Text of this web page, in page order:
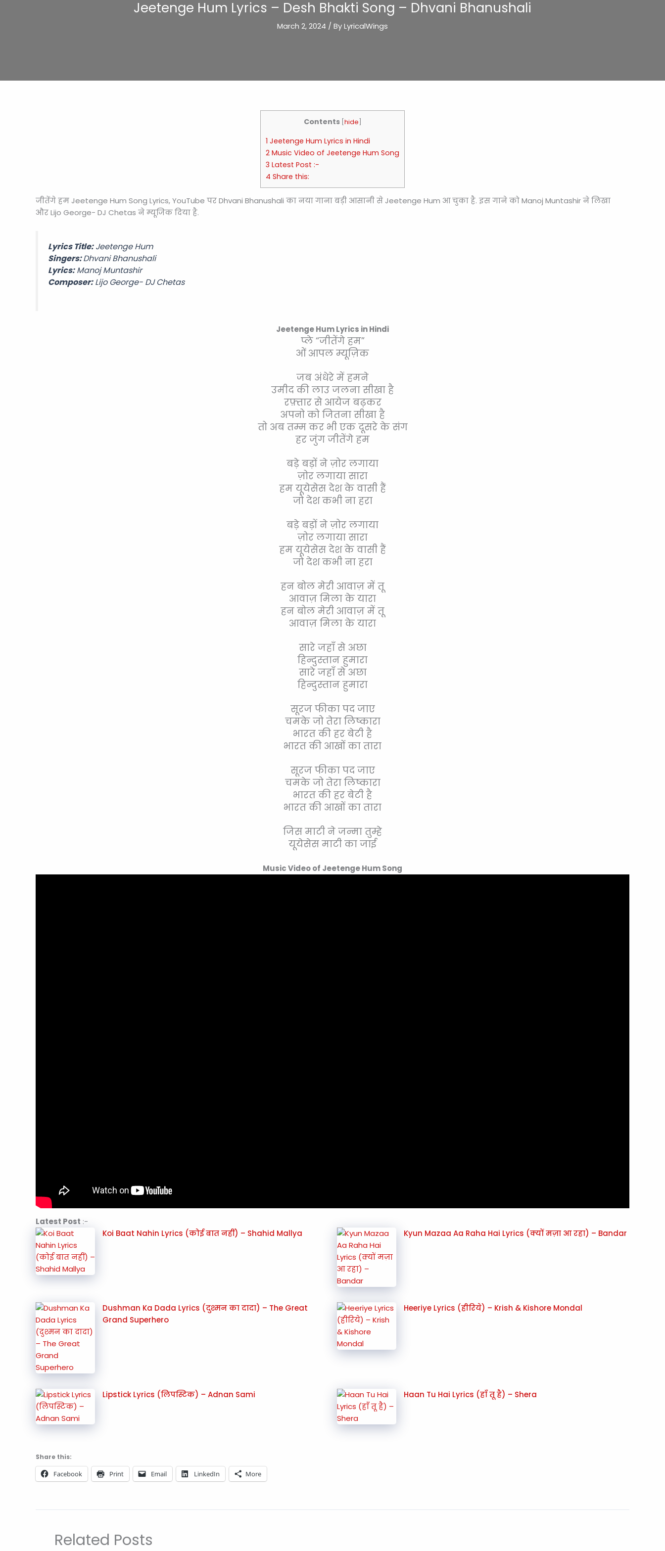
Jeetenge Hum Lyrics – Desh Bhakti Song – Dhvani Bhanushali
March 2, 2024 / ByLyricalWings
Contents hide
1 Jeetenge Hum Lyrics in Hindi
2 Music Video of Jeetenge Hum Song
3 Latest Post :-
4 Share this:
जीतेंगे हम Jeetenge Hum Song Lyrics, YouTube पर Dhvani Bhanushali का नया गाना बड़ी आसानी से Jeetenge Hum आ चुका है. इस गाने को Manoj Muntashir ने लिखा
और Lijo George- DJ Chetas ने म्यूजिक दिया है.
Lyrics Title:Jeetenge Hum
Singers:Dhvani Bhanushali
Lyrics:Manoj Muntashir
Composer:Lijo George- DJ Chetas
Jeetenge Hum Lyrics in Hindi
प्ले “जीतेंगे हम”
ओं आपल म्यूज़िक
जब अंधेरे में हमने
उमीद की लाउ जलना सीखा है
रफ़्तार से आयेज बढ़कर
अपनो को जितना सीखा है
तो अब तम्म कर भी एक दूसरे के संग
हर जुंग जीतेंगे हम
बड़े बड़ों ने ज़ोर लगाया
ज़ोर लगाया सारा
हम यूयेसेस देश के वासी हैं
जो देश कभी ना हरा
बड़े बड़ों ने ज़ोर लगाया
ज़ोर लगाया सारा
हम यूयेसेस देश के वासी हैं
जो देश कभी ना हरा
हन बोल मेरी आवाज़ में तू
आवाज़ मिला के यारा
हन बोल मेरी आवाज़ में तू
आवाज़ मिला के यारा
सारे जहाँ से अछा
हिन्दुस्तान हुमारा
सारे जहाँ से अछा
हिन्दुस्तान हुमारा
सूरज फीका पद जाए
चमके जो तेरा लिष्कारा
भारत की हर बेटी है
भारत की आखों का तारा
सूरज फीका पद जाए
चमके जो तेरा लिष्कारा
भारत की हर बेटी है
भारत की आखों का तारा
जिस माटी ने जन्मा तुम्हे
यूयेसेस माटी का जाई
Music Video of Jeetenge Hum Song
Latest Post :-
Koi Baat Nahin Lyrics (कोई बात नहीं) – Shahid Mallya
Kyun Mazaa Aa Raha Hai Lyrics (क्यों मज़ा आ रहा) – Bandar
Dushman Ka Dada Lyrics (दुश्मन का दादा) – The Great
Grand Superhero
Heeriye Lyrics (हीरिये) – Krish & Kishore Mondal
Lipstick Lyrics (लिपस्टिक) – Adnan Sami Haan Tu Hai Lyrics (हाँ तू है) – Shera
Share this:
Facebook Print Email LinkedIn More
Related Posts